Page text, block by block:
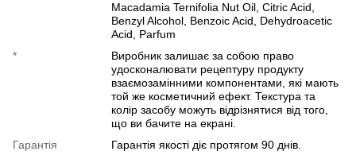
Macadamia Ternifolia Nut Oil, Citric Acid,
Benzyl Alcohol, Benzoic Acid, Dehydroacetic
Acid, Parfum
*
Виробник залишає за собою право
удосконалювати рецептуру продукту
взаємозамінними компонентами, які мають
той же косметичний ефект. Текстура та
колір засобу можуть відрізнятися від того,
що ви бачите на екрані.
Гарантія
Гарантія якості діє протягом 90 днів.